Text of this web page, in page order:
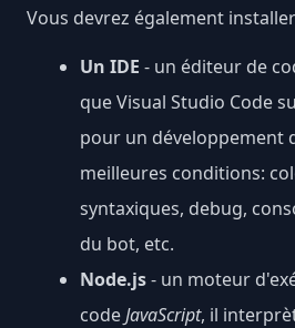
Vous devrez également
Un IDE - un éditeur de
queVisual Studio Code
pour un développement
meilleures conditions:
syntaxiques, debug,
du bot, etc.
Node.js- un moteur
codeJavaScript, il